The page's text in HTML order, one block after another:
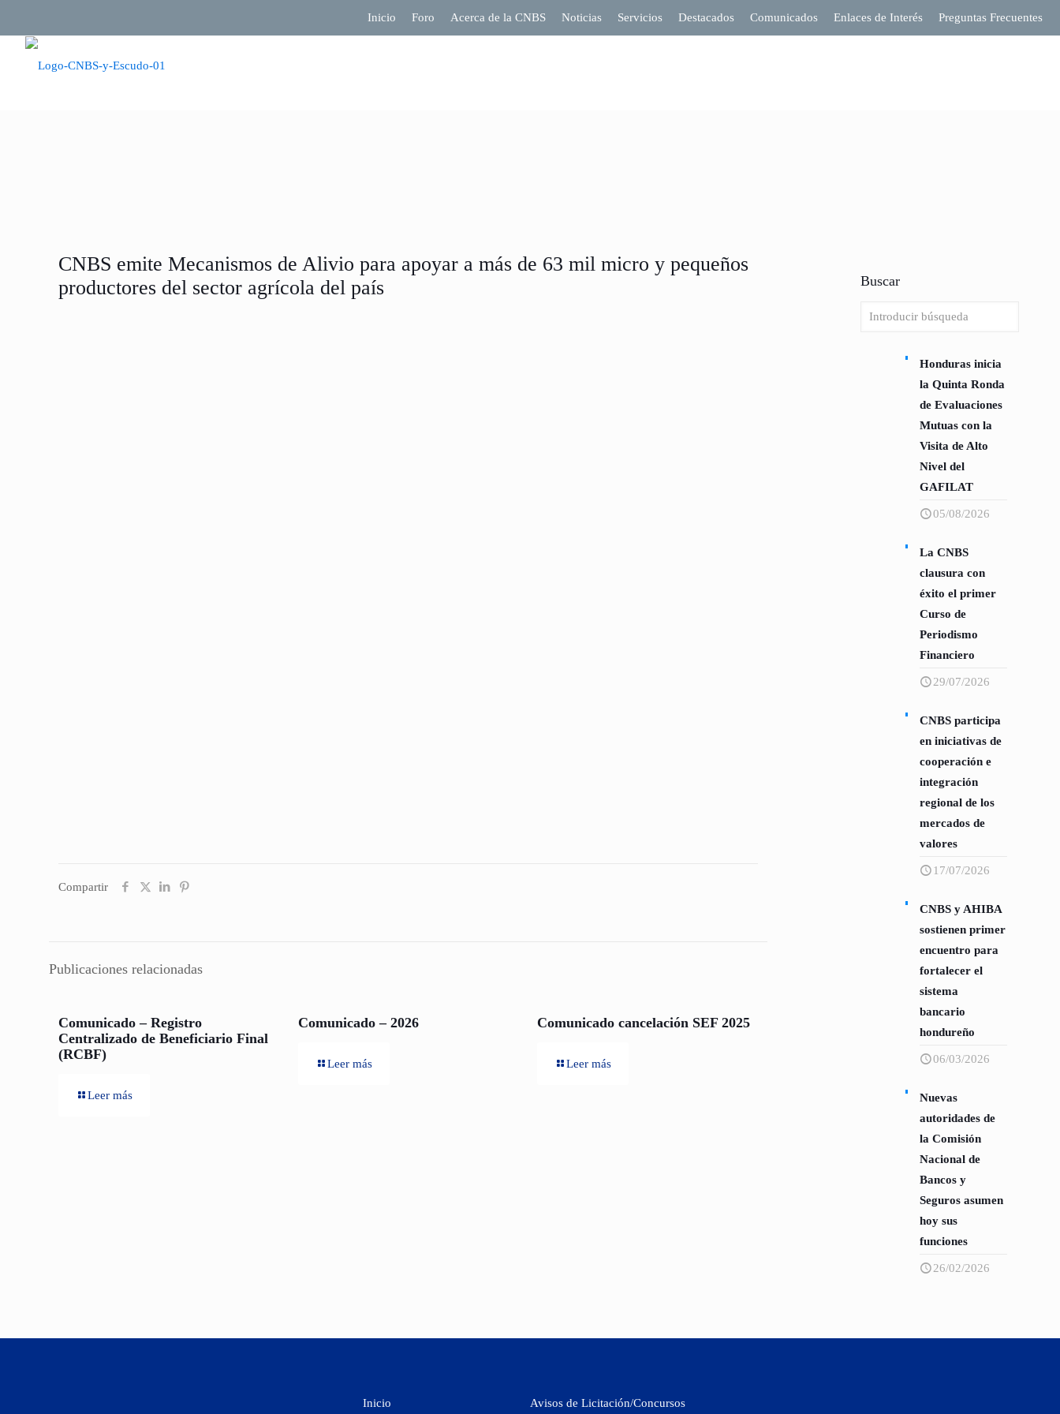
Inicio Foro Acerca de la CNBS Noticias Servicios Destacados Comunicados Enlaces de Interés Preguntas Frecuentes
CNBS emite Mecanismos de Alivio para apoyar a más de 63 mil micro y pequeños
productores del sector agrícola del país
Compartir
Publicaciones relacionadas
Comunicado – Registro
Centralizado de Beneficiario Final
(RCBF)
Leer más
Comunicado – 2026
Leer más
Comunicado cancelación SEF 2025
Leer más
Buscar
Honduras inicia
la Quinta Ronda
de Evaluaciones
Mutuas con la
Visita de Alto
Nivel del
GAFILAT
05/08/2026
La CNBS
clausura con
éxito el primer
Curso de
Periodismo
Financiero
29/07/2026
CNBS participa
en iniciativas de
cooperación e
integración
regional de los
mercados de
valores
17/07/2026
CNBS y AHIBA
sostienen primer
encuentro para
fortalecer el
sistema
bancario
hondureño
06/03/2026
Nuevas
autoridades de
la Comisión
Nacional de
Bancos y
Seguros asumen
hoy sus
funciones
26/02/2026
Inicio Avisos de Licitación/Concursos